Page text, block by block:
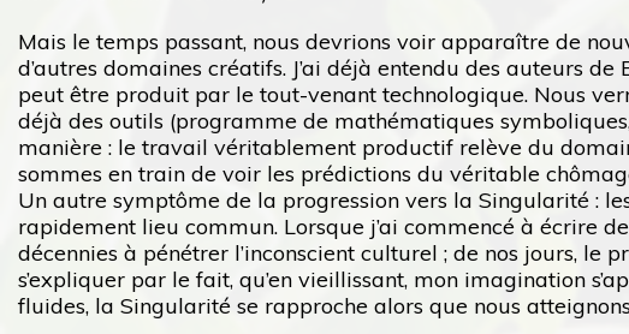
Mais le temps passant, nous devrions voir apparaître de
d’autres domaines créatifs. J’ai déjà entendu des auteurs
peut être produit par le tout-venant technologique. Nous
déjà des outils (programme de mathématiques
manière : le travail véritablement productif relève du
sommes en train de voir les prédictions du véritable
Un autre symptôme de la progression vers la Singularité :
rapidement lieu commun. Lorsque j’ai commencé à écrire
décennies à pénétrer l’inconscient culturel ; de nos jours,
s’expliquer par le fait, qu’en vieillissant, mon imagination
fluides, la Singularité se rapproche alors que nous